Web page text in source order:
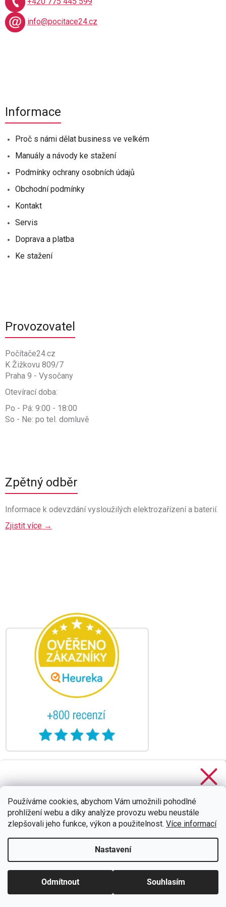
Používáme cookies, abychom Vám umožnili pohodlné
prohlížení webu a díky analýze provozu webu neustále
zlepšovali jeho funkce, výkon a použitelnost. Více informací
Nastavení
Odmítnout Souhlasím
info@pocitace24.cz
Informace
Proč s námi dělat business ve velkém
Manuály a návody ke stažení
Podmínky ochrany osobních údajů
Obchodní podmínky
Kontakt
Servis
Doprava a platba
Ke stažení
Provozovatel
Počítače24.cz
K Žižkovu 809/7
Praha 9 - Vysočany
Otevírací doba:
Po - Pá: 9:00 - 18:00
So - Ne: po tel. domluvě
Zpětný odběr
Informace k odevzdání vysloužilých elektrozařízení a baterií.
Zjistit více →
na 300,- Kč je Váš!
CHCI SLEVU
Zásady zpracování osobních údajů